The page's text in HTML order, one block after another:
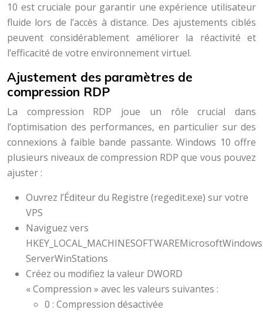
10 est cruciale pour garantir une expérience utilisateur
fluide lors de l’accès à distance. Des ajustements ciblés
peuvent considérablement améliorer la réactivité et
l’efficacité de votre environnement virtuel.
Ajustement des paramètres de
compression RDP
La compression RDP joue un rôle crucial dans
l’optimisation des performances, en particulier sur des
connexions à faible bande passante. Windows 10 offre
plusieurs niveaux de compression RDP que vous pouvez
ajuster :
Ouvrez l’Éditeur du Registre (regedit.exe) sur votre
VPS
Naviguez vers
ServerWinStations
Créez ou modifiez la valeur DWORD
« Compression » avec les valeurs suivantes :
0 : Compression désactivée